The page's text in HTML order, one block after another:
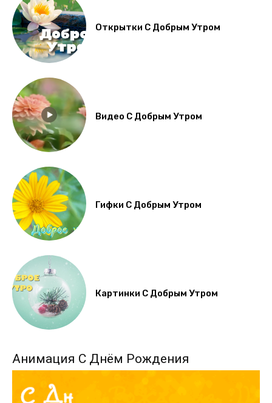
Открытки С Добрым Утром
Видео С Добрым Утром
Гифки С Добрым Утром
Картинки С Добрым Утром
Анимация С Днём Рождения